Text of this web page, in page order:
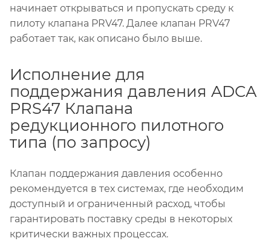
начинает открываться и пропускать среду к
пилоту клапана PRV47. Далее клапан PRV47
работает так, как описано было выше.
Исполнение для
поддержания давления ADCA
PRS47 Клапана
редукционного пилотного
типа (по запросу)
Клапан поддержания давления особенно
рекомендуется в тех системах, где необходим
доступный и ограниченный расход, чтобы
гарантировать поставку среды в некоторых
критически важных процессах.